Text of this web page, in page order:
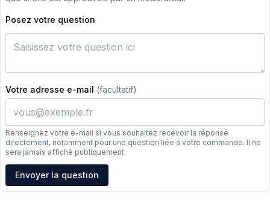
Posez votre question
Votre adresse e-mail (facultatif)
Renseignez votre e-mail si vous souhaitez recevoir la réponse
directement, notamment pour une question liée à votre commande. Il ne
sera jamais affiché publiquement.
Adresse e-mail
Envoyer la question